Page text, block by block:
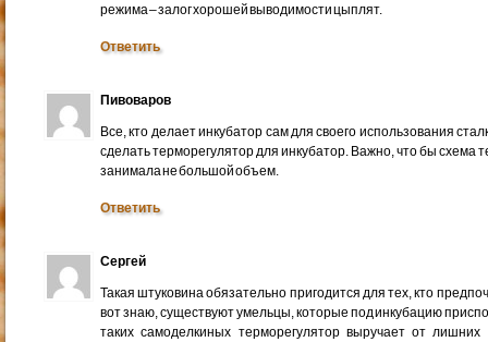
режима – залог хорошей выводимости цыплят.
Ответить
Пивоваров
Все, кто делает инкубатор сам для своего использования
сделать терморегулятор для инкубатор. Важно, что бы схема
занимала не большой объем.
Ответить
Сергей
Такая штуковина обязательно пригодится для тех, кто
вот знаю, существуют умельцы, которые под инкубацию
таких самоделкиных терморегулятор выручает от